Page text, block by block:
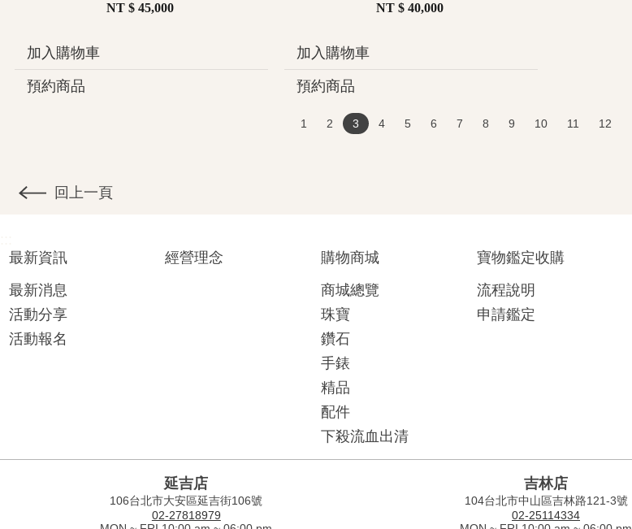
NT $ 45,000
加入購物車
預約商品
NT $ 40,000
加入購物車
預約商品
1 2 3 4 5 6 7 8 9 10 11 12
回上一頁
最新資訊
最新消息
活動分享
活動報名
經營理念
購物商城
商城總覽
珠寶
鑽石
手錶
精品
配件
下殺流血出清
寶物鑑定收購
流程說明
申請鑑定
延吉店
106台北市大安區延吉街106號
02-27818979
吉林店
104台北市中山區吉林路121-3號
02-25114334